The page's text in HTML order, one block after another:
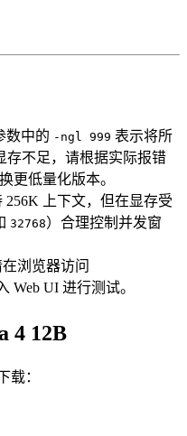
数中的 -ngl 999 表示将所
存不足，请根据实际报错
更低量化版本。
256K 上下文，但在显存受
32768）合理控制并发窗
浏览器访问
Web UI 进行测试。
4 12B
载：